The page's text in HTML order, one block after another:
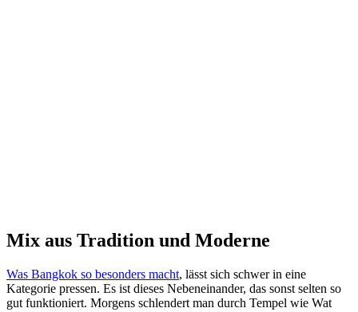
Mix aus Tradition und Moderne
Was Bangkok so besonders macht, lässt sich schwer in eine
Kategorie pressen. Es ist dieses Nebeneinander, das sonst selten so
gut funktioniert. Morgens schlendert man durch Tempel wie Wat